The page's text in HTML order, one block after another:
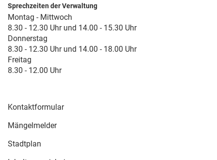
Sprechzeiten der Verwaltung
Montag - Mittwoch
8.30 - 12.30 Uhr und 14.00 - 15.30 Uhr
Donnerstag
8.30 - 12.30 Uhr und 14.00 - 18.00 Uhr
Freitag
8.30 - 12.00 Uhr
Kontaktformular
Mängelmelder
Stadtplan